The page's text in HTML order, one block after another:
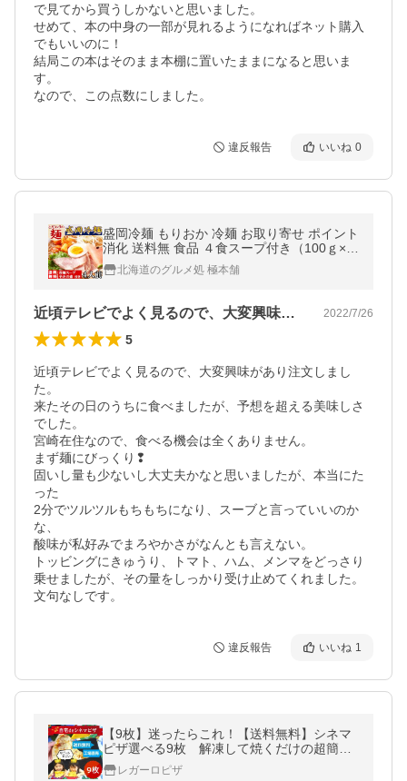
で見てから買うしかないと思いました。
せめて、本の中身の一部が見れるようになればネット購入
でもいいのに！
結局この本はそのまま本棚に置いたままになると思いま
す。
なので、この点数にしました。
違反報告 いいね 0
盛岡冷麺 もりおか 冷麺 お取り寄せ ポイント
消化 送料無 食品 ４食スープ付き（100ｇ×4
袋）〔メール便出荷〕
北海道のグルメ処 極本舗
近頃テレビでよく見るので、大変興味があ… 2022/7/26
5
近頃テレビでよく見るので、大変興味があり注文しまし
た。
来たその日のうちに食べましたが、予想を超える美味しさ
でした。
宮崎在住なので、食べる機会は全くありません。
まず麺にびっくり❢
固いし量も少ないし大丈夫かなと思いましたが、本当にた
った
2分でツルツルもちもちになり、スーブと言っていいのか
な、
酸味が私好みでまろやかさがなんとも言えない。
トッビングにきゅうり、トマト、ハム、メンマをどっさり
乗せましたが、その量をしっかり受け止めてくれました。
文句なしです。
違反報告 いいね 1
【9枚】迷ったらこれ！【送料無料】シネマ
ピザ選べる9枚 解凍して焼くだけの超簡単
おすすめpizza
レガーロピザ